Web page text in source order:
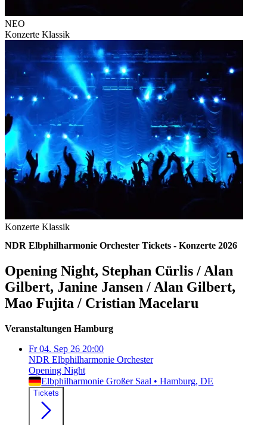
NEO
Konzerte Klassik
Konzerte Klassik
NDR Elbphilharmonie Orchester Tickets - Konzerte 2026
Opening Night, Stephan Cürlis / Alan
Gilbert, Janine Jansen / Alan Gilbert,
Mao Fujita / Cristian Macelaru
Veranstaltungen Hamburg
Fr 04. Sep 26 20:00
NDR Elbphilharmonie Orchester
Opening Night
Elbphilharmonie Großer Saal • Hamburg, DE
Tickets